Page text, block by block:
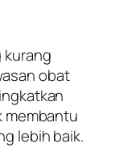
kurang
obat
membantu
lebih baik.